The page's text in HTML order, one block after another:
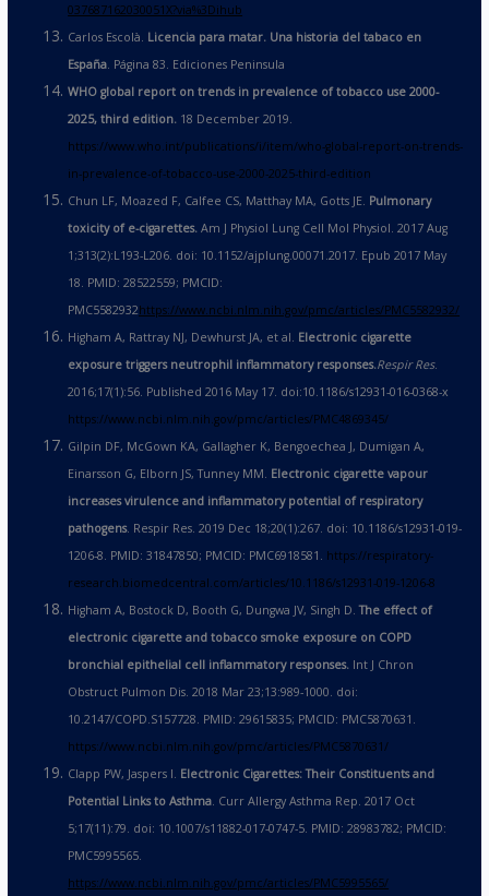
037687162030051X?via%3Dihub
Carlos Escolà. Licencia para matar. Una historia del tabaco en
España. Página 83. Ediciones Peninsula
WHO global report on trends in prevalence of tobacco use 2000-
2025, third edition. 18 December 2019.
https://www.who.int/publications/i/item/who-global-report-on-trends-
in-prevalence-of-tobacco-use-2000-2025-third-edition
Chun LF, Moazed F, Calfee CS, Matthay MA, Gotts JE. Pulmonary
toxicity of e-cigarettes. Am J Physiol Lung Cell Mol Physiol. 2017 Aug
1;313(2):L193-L206. doi: 10.1152/ajplung.00071.2017. Epub 2017 May
18. PMID: 28522559; PMCID:
PMC5582932https://www.ncbi.nlm.nih.gov/pmc/articles/PMC5582932/
Higham A, Rattray NJ, Dewhurst JA, et al. Electronic cigarette
exposure triggers neutrophil inflammatory responses.Respir Res.
2016;17(1):56. Published 2016 May 17. doi:10.1186/s12931-016-0368-x
https://www.ncbi.nlm.nih.gov/pmc/articles/PMC4869345/
Gilpin DF, McGown KA, Gallagher K, Bengoechea J, Dumigan A,
Einarsson G, Elborn JS, Tunney MM. Electronic cigarette vapour
increases virulence and inflammatory potential of respiratory
pathogens. Respir Res. 2019 Dec 18;20(1):267. doi: 10.1186/s12931-019-
1206-8. PMID: 31847850; PMCID: PMC6918581. https://respiratory-
research.biomedcentral.com/articles/10.1186/s12931-019-1206-8
Higham A, Bostock D, Booth G, Dungwa JV, Singh D.The effect of
electronic cigarette and tobacco smoke exposure on COPD
bronchial epithelial cell inflammatory responses. Int J Chron
Obstruct Pulmon Dis. 2018 Mar 23;13:989-1000. doi:
10.2147/COPD.S157728. PMID: 29615835; PMCID: PMC5870631.
https://www.ncbi.nlm.nih.gov/pmc/articles/PMC5870631/
Clapp PW, Jaspers I. Electronic Cigarettes: Their Constituents and
Potential Links to Asthma. Curr Allergy Asthma Rep. 2017 Oct
5;17(11):79. doi: 10.1007/s11882-017-0747-5. PMID: 28983782; PMCID:
PMC5995565.
https://www.ncbi.nlm.nih.gov/pmc/articles/PMC5995565/